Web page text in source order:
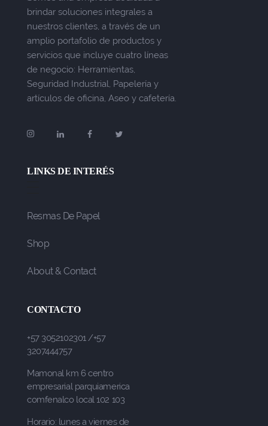
brindar soluciones integrales a
nuestros clientes, a través de un
amplio portafolio de productos y
servicios que incluye cuatro líneas
de negocio: Herramientas,
Seguridad Industrial, Papelería y
artículos de oficina, Aseo y cafetería.
LINKS DE INTERÉS
Resmas De Papel
Shop
About & Contact
CONTACTO
+57 3052102301 /+57
3207444757
Mamonal km 6 centro
empresarial parquiamerica
comfenalco local 102 103
Horario: lunes a viernes de